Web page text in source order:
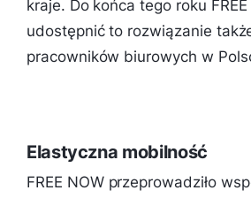
kraje. Do końca tego roku
udostępnić to rozwiązanie
pracowników biurowych w
Elastyczna mobilność
FREE NOW przeprowadziło